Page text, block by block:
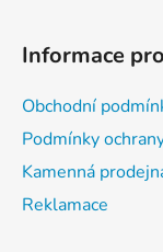
Informace
Obchodní
Podmínky
Kamenná
Reklamace